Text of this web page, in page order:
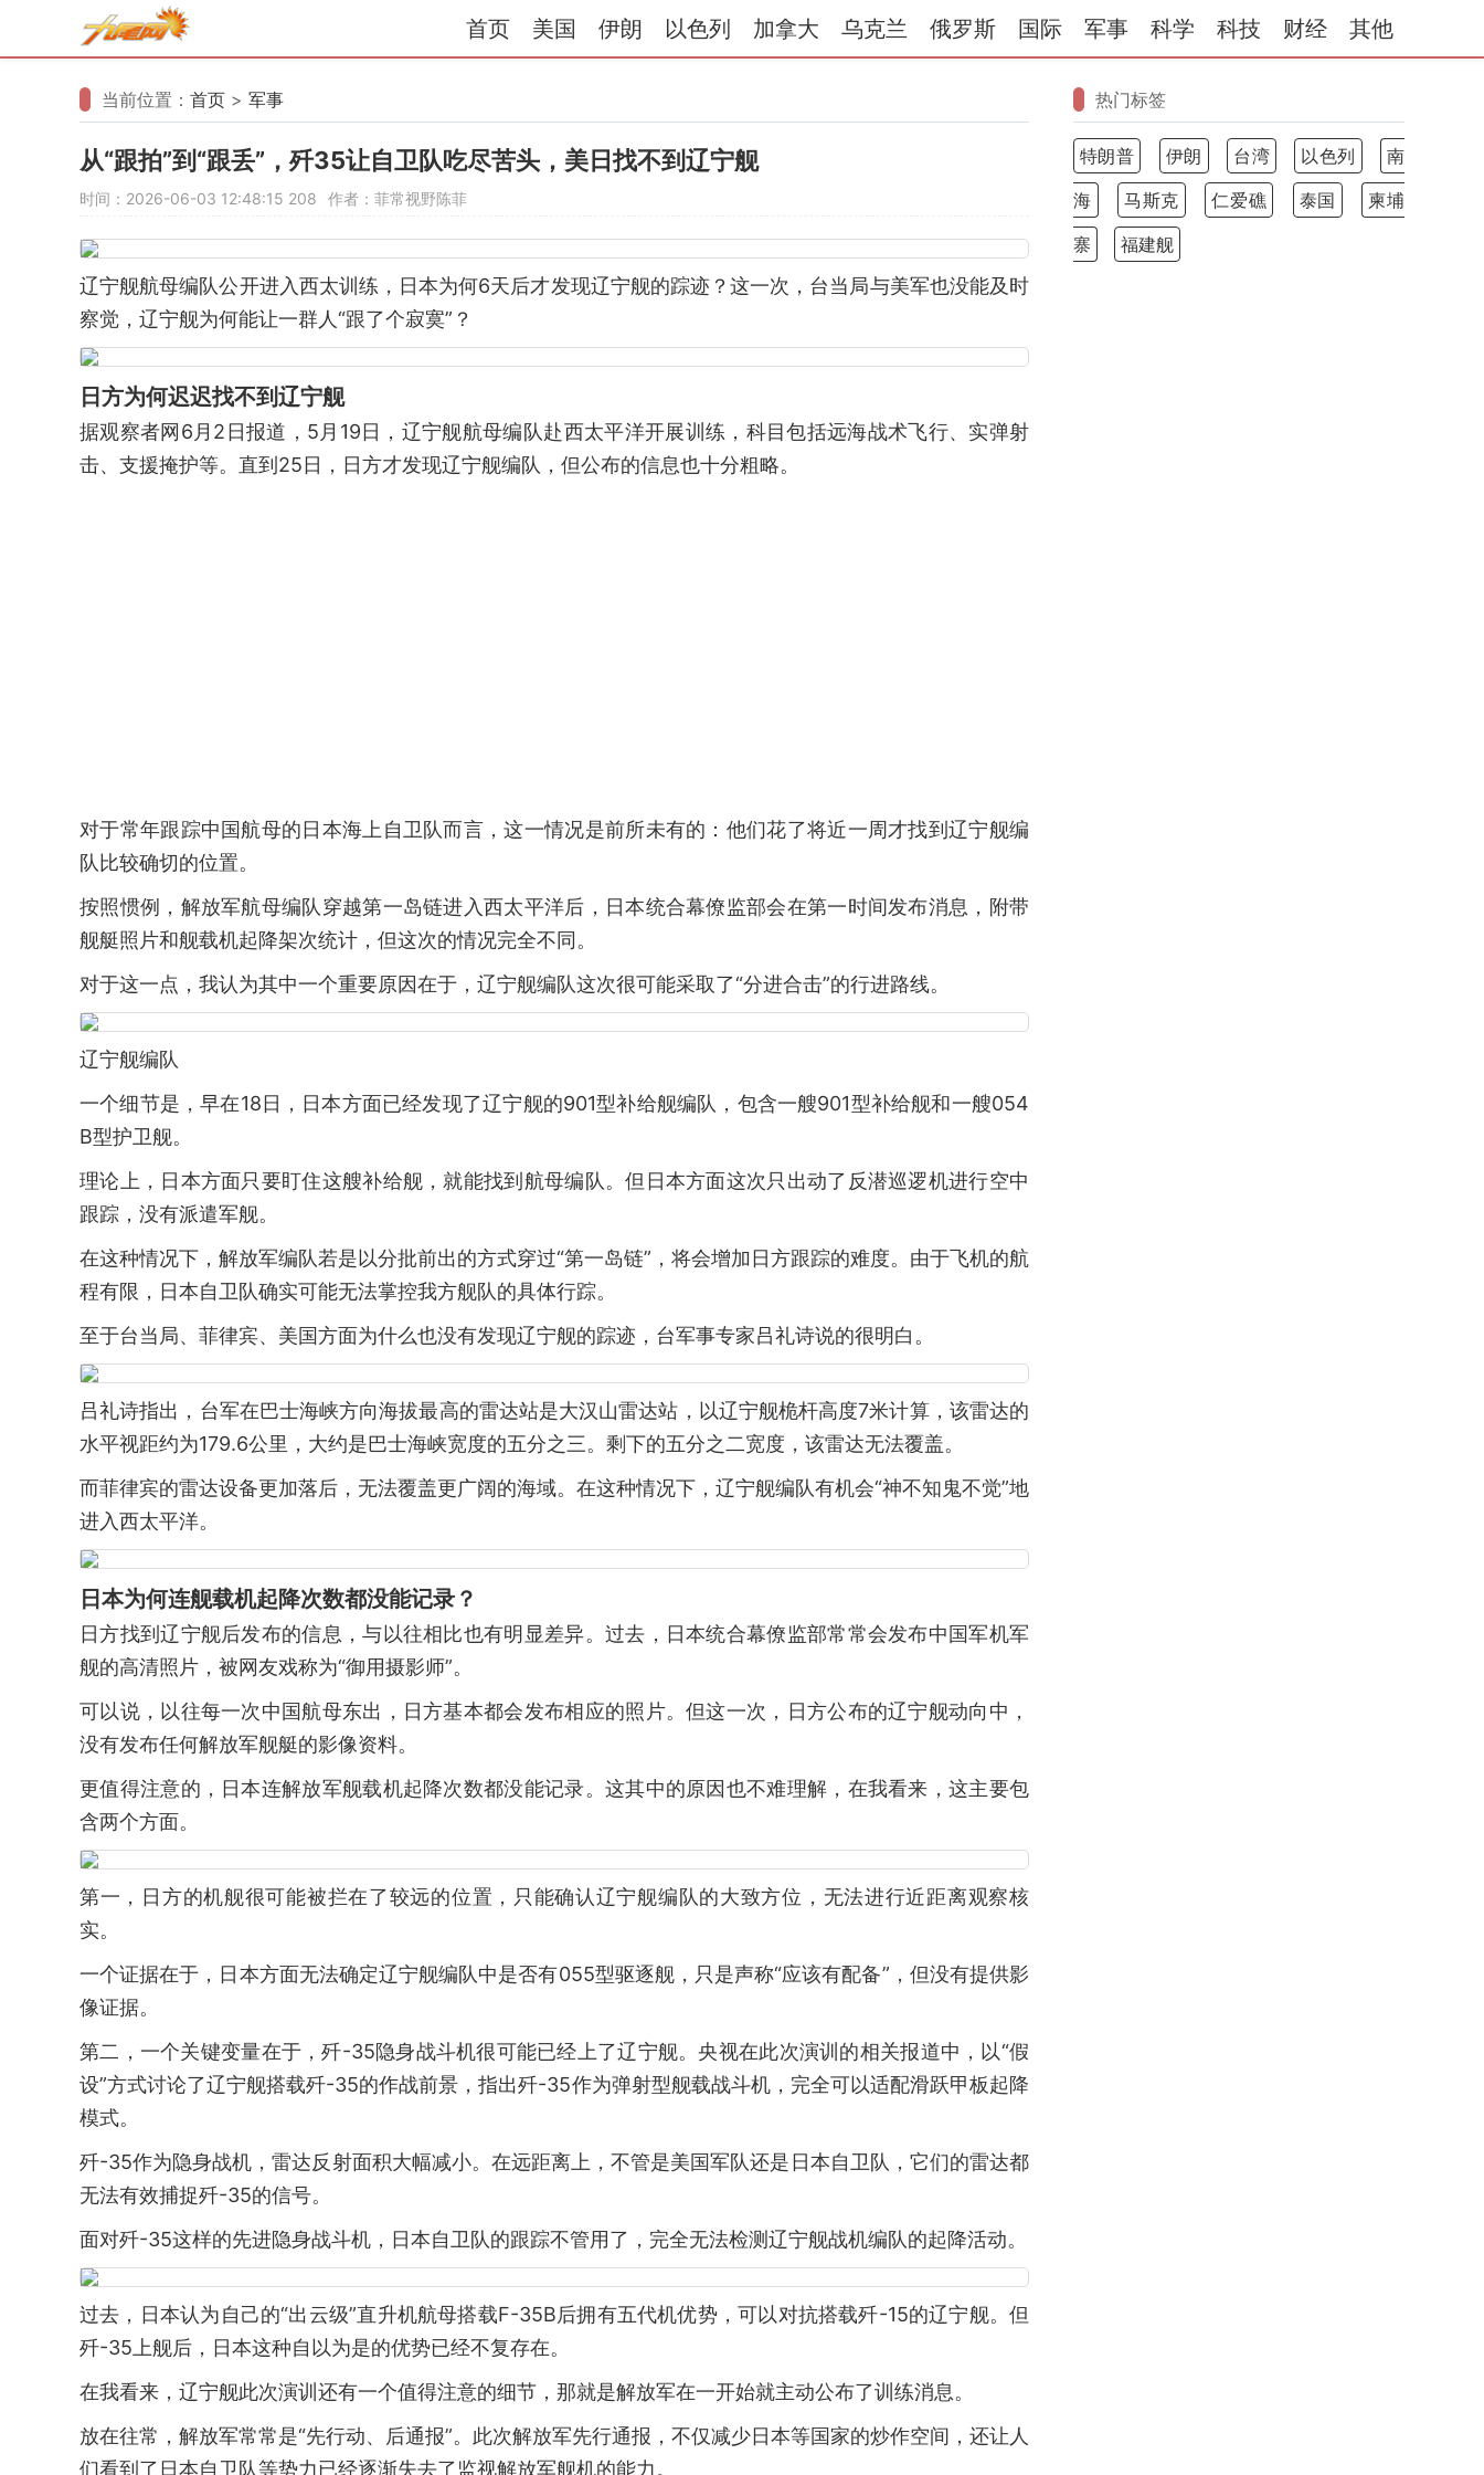
首页 美国 伊朗 以色列 加拿大 乌克兰 俄罗斯 国际 军事 科学 科技 财经 其他
当前位置： 首页 > 军事
从“跟拍”到“跟丢”，歼35让自卫队吃尽苦头，美日找不到辽宁舰
时间：2026-06-03 12:48:15 208 作者：菲常视野陈菲
辽宁舰航母编队公开进入西太训练，日本为何6天后才发现辽宁舰的踪迹？这一次，台当局与美军也没能及时
察觉，辽宁舰为何能让一群人“跟了个寂寞”？
日方为何迟迟找不到辽宁舰
据观察者网6月2日报道，5月19日，辽宁舰航母编队赴西太平洋开展训练，科目包括远海战术飞行、实弹射
击、支援掩护等。直到25日，日方才发现辽宁舰编队，但公布的信息也十分粗略。
对于常年跟踪中国航母的日本海上自卫队而言，这一情况是前所未有的：他们花了将近一周才找到辽宁舰编
队比较确切的位置。
按照惯例，解放军航母编队穿越第一岛链进入西太平洋后，日本统合幕僚监部会在第一时间发布消息，附带
舰艇照片和舰载机起降架次统计，但这次的情况完全不同。
对于这一点，我认为其中一个重要原因在于，辽宁舰编队这次很可能采取了“分进合击”的行进路线。
辽宁舰编队
一个细节是，早在18日，日本方面已经发现了辽宁舰的901型补给舰编队，包含一艘901型补给舰和一艘054
B型护卫舰。
理论上，日本方面只要盯住这艘补给舰，就能找到航母编队。但日本方面这次只出动了反潜巡逻机进行空中
跟踪，没有派遣军舰。
在这种情况下，解放军编队若是以分批前出的方式穿过“第一岛链”，将会增加日方跟踪的难度。由于飞机的航
程有限，日本自卫队确实可能无法掌控我方舰队的具体行踪。
至于台当局、菲律宾、美国方面为什么也没有发现辽宁舰的踪迹，台军事专家吕礼诗说的很明白。
吕礼诗指出，台军在巴士海峡方向海拔最高的雷达站是大汉山雷达站，以辽宁舰桅杆高度7米计算，该雷达的
水平视距约为179.6公里，大约是巴士海峡宽度的五分之三。剩下的五分之二宽度，该雷达无法覆盖。
而菲律宾的雷达设备更加落后，无法覆盖更广阔的海域。在这种情况下，辽宁舰编队有机会“神不知鬼不觉”地
进入西太平洋。
日本为何连舰载机起降次数都没能记录？
日方找到辽宁舰后发布的信息，与以往相比也有明显差异。过去，日本统合幕僚监部常常会发布中国军机军
舰的高清照片，被网友戏称为“御用摄影师”。
可以说，以往每一次中国航母东出，日方基本都会发布相应的照片。但这一次，日方公布的辽宁舰动向中，
没有发布任何解放军舰艇的影像资料。
更值得注意的，日本连解放军舰载机起降次数都没能记录。这其中的原因也不难理解，在我看来，这主要包
含两个方面。
第一，日方的机舰很可能被拦在了较远的位置，只能确认辽宁舰编队的大致方位，无法进行近距离观察核
实。
一个证据在于，日本方面无法确定辽宁舰编队中是否有055型驱逐舰，只是声称“应该有配备”，但没有提供影
像证据。
第二，一个关键变量在于，歼-35隐身战斗机很可能已经上了辽宁舰。央视在此次演训的相关报道中，以“假
设”方式讨论了辽宁舰搭载歼-35的作战前景，指出歼-35作为弹射型舰载战斗机，完全可以适配滑跃甲板起降
模式。
歼-35作为隐身战机，雷达反射面积大幅减小。在远距离上，不管是美国军队还是日本自卫队，它们的雷达都
无法有效捕捉歼-35的信号。
面对歼-35这样的先进隐身战斗机，日本自卫队的跟踪不管用了，完全无法检测辽宁舰战机编队的起降活动。
过去，日本认为自己的“出云级”直升机航母搭载F-35B后拥有五代机优势，可以对抗搭载歼-15的辽宁舰。但
歼-35上舰后，日本这种自以为是的优势已经不复存在。
在我看来，辽宁舰此次演训还有一个值得注意的细节，那就是解放军在一开始就主动公布了训练消息。
放在往常，解放军常常是“先行动、后通报”。此次解放军先行通报，不仅减少日本等国家的炒作空间，还让人
们看到了日本自卫队等势力已经逐渐失去了监视解放军舰机的能力。
热门标签
特朗普 伊朗 台湾 以色列
南
海
马斯克 仁爱礁 泰国
柬埔
寨
福建舰